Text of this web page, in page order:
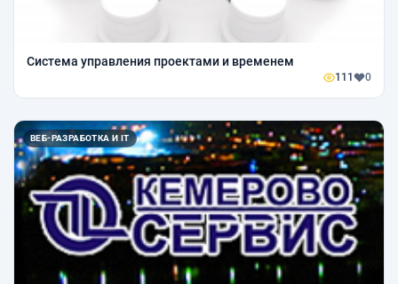
Система управления проектами и временем
111 0
ВЕБ-РАЗРАБОТКА И IT